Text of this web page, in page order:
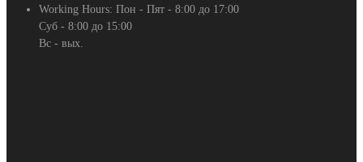
Working Hours: Пон - Пят - 8:00 до 17:00
Суб - 8:00 до 15:00
Вс - вых.